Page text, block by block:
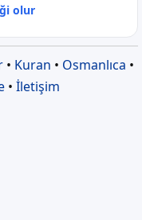
olur
• Kuran • Osmanlıca •
• İletişim